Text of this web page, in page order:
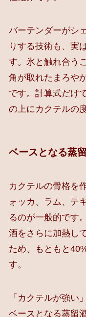
バーテンダーがシ
りする技術も、実
す。氷と触れ合う
角が取れたまろや
です。計算式だけ
の上にカクテルの
ベースとなる蒸
カクテルの骨格を
ォッカ、ラム、テ
るのが一般的です
酒をさらに加熱し
ため、もともと
す。
「カクテルが強い
ベースとなる蒸留